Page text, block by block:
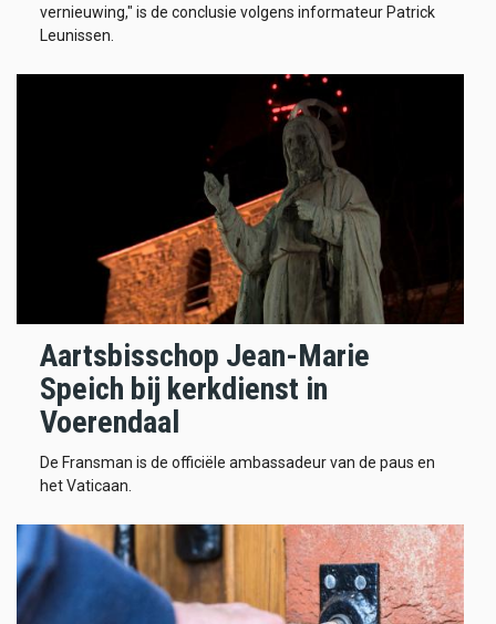
vernieuwing," is de conclusie volgens informateur Patrick
Leunissen.
Aartsbisschop Jean-Marie
Speich bij kerkdienst in
Voerendaal
De Fransman is de officiële ambassadeur van de paus en
het Vaticaan.